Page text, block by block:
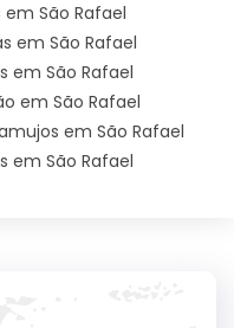
São Rafael
em São Rafael
em São Rafael
em São Rafael
em São Rafael
em São Rafael